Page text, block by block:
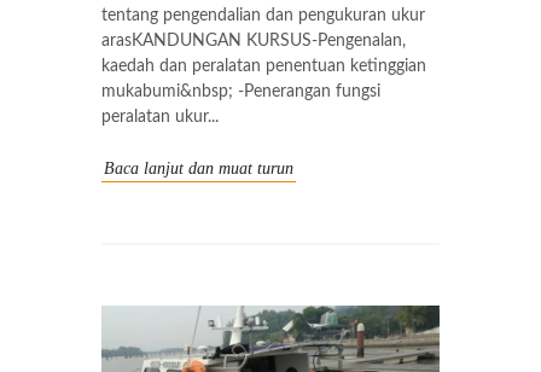
tentang pengendalian dan pengukuran ukur
arasKANDUNGAN KURSUS-Pengenalan,
kaedah dan peralatan penentuan ketinggian
mukabumi&nbsp; -Penerangan fungsi
peralatan ukur...
Baca lanjut dan muat turun